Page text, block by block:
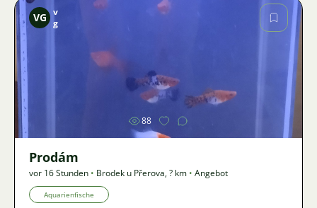
Bild
VG v
g
88
Prodám
vor 16 Stunden • Brodek u Přerova,? km • Angebot
Aquarienfische